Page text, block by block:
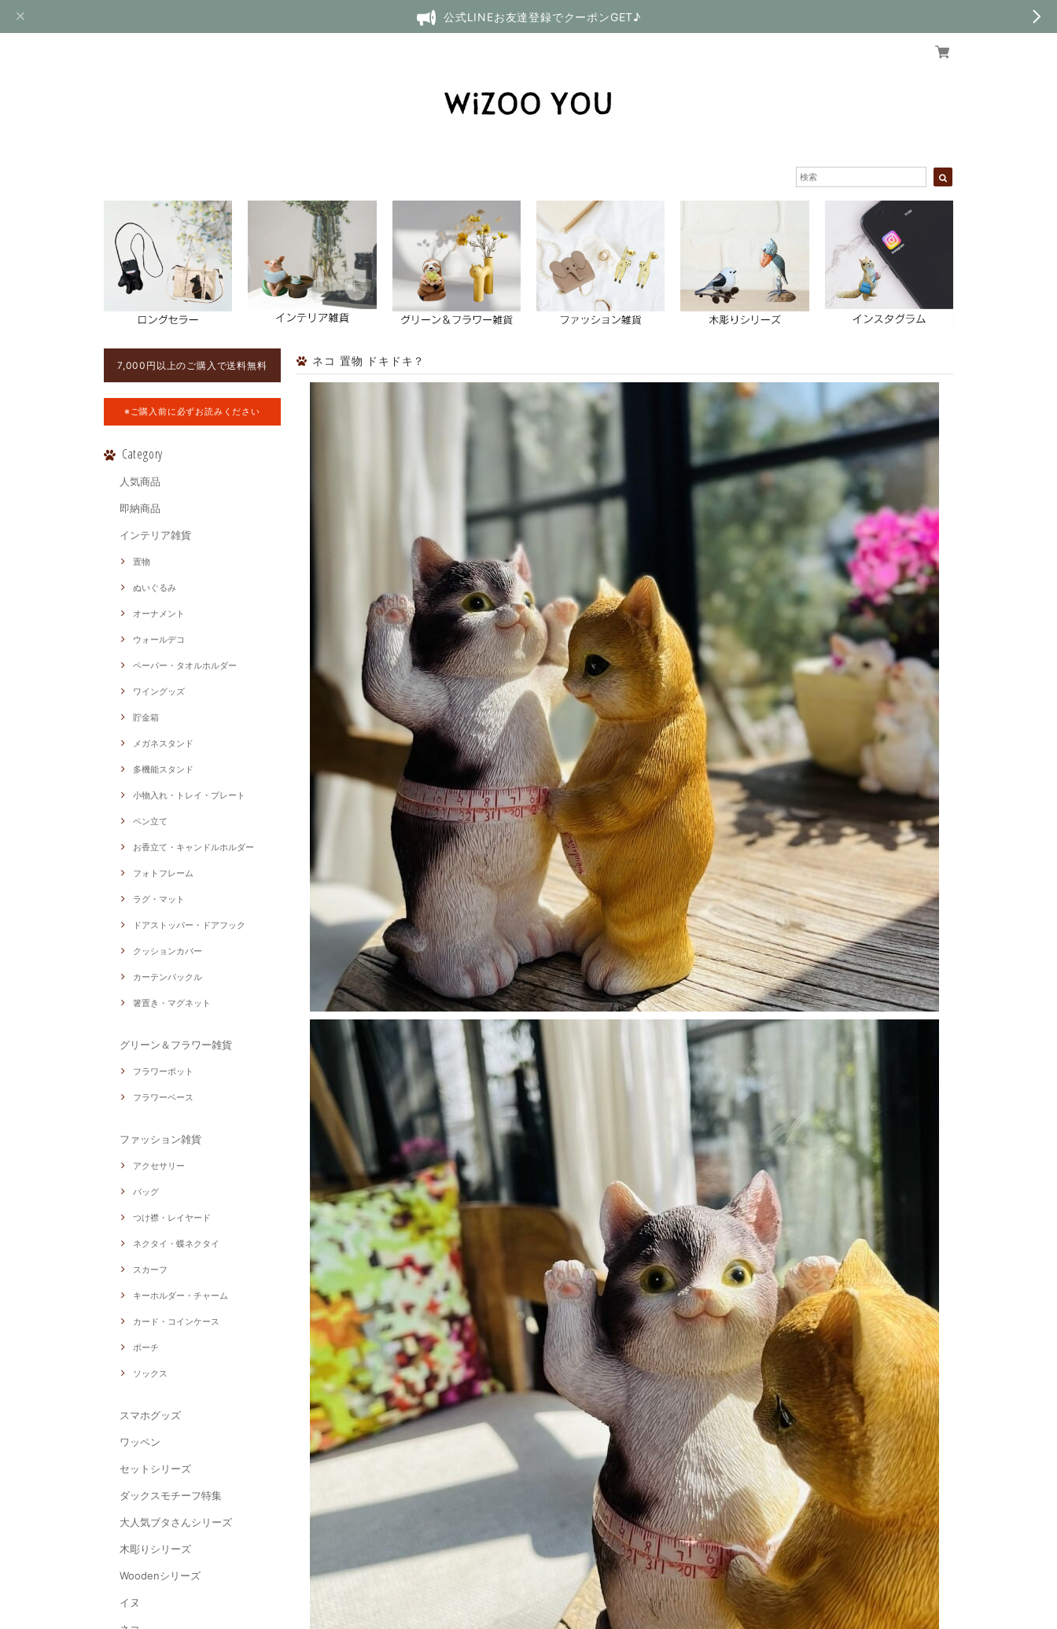
公式LINEお友達登録でクーポンGET♪
7,000円以上のご購入で送料無料
※ご購入前に必ずお読みください
Category
人気商品
即納商品
インテリア雑貨
置物
ぬいぐるみ
オーナメント
ウォールデコ
ペーパー・タオルホルダー
ワイングッズ
貯金箱
メガネスタンド
多機能スタンド
小物入れ・トレイ・プレート
ペン立て
お香立て・キャンドルホルダー
フォトフレーム
ラグ・マット
ドアストッパー・ドアフック
クッションカバー
カーテンバックル
箸置き・マグネット
グリーン＆フラワー雑貨
フラワーポット
フラワーベース
ファッション雑貨
アクセサリー
バッグ
つけ襟・レイヤード
ネクタイ・蝶ネクタイ
スカーフ
キーホルダー・チャーム
カード・コインケース
ポーチ
ソックス
スマホグッズ
ワッペン
セットシリーズ
ダックスモチーフ特集
大人気ブタさんシリーズ
木彫りシリーズ
Woodenシリーズ
イヌ
ネコ 置物 ドキドキ？